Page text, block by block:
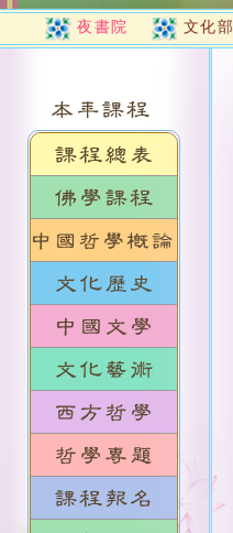
夜書院 文化部